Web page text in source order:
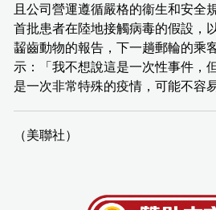
且公司營運遵循嚴格的衞生和安全
首批患者在陸地接觸病毒的假設，
齧齒動物的報告，下一趟郵輪的乘
示：「我不想說這是一次性事件，
是一次非常特殊的疫情，可能不容
（美聯社）